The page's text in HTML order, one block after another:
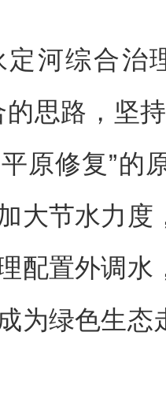
综合治
的思路，坚
原修复”的
大节水力
配置外调水
为绿色生